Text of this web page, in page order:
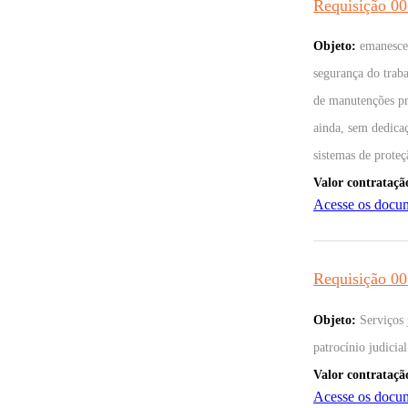
Requisição
Objeto:
segurança do
de manutenções
ainda, sem
sistemas de
Valor
Acesse os
Requisição
Objeto: Serviços
patrocínio judicial
Valor
Acesse os